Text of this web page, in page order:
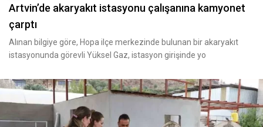
Artvin’de akaryakıt istasyonu çalışanına kamyonet
çarptı
Alınan bilgiye göre, Hopa ilçe merkezinde bulunan bir akaryakıt
istasyonunda görevli Yüksel Gaz, istasyon girişinde yo